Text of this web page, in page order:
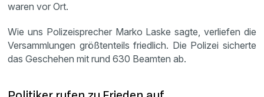
waren vor Ort.
Wie uns Polizeisprecher Marko Laske sagte, verliefen die
Versammlungen größtenteils friedlich. Die Polizei sicherte
das Geschehen mit rund 630 Beamten ab.